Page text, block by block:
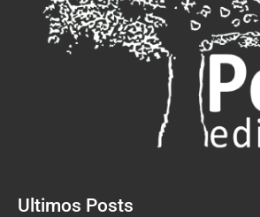
Ultimos Posts